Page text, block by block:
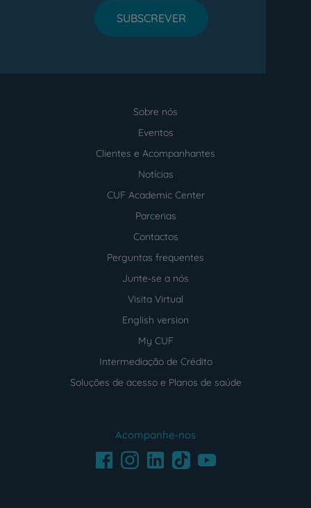
SUBSCREVER
Sobre nós
Eventos
Clientes e Acompanhantes
Notícias
CUF Academic Center
Parcerias
Contactos
Perguntas frequentes
Junte-se a nós
Visita Virtual
English version
My CUF
Intermediação de Crédito
Soluções de acesso e Planos de saúde
Acompanhe-nos
FacebookInstagramLinkedInTikTokYoutube